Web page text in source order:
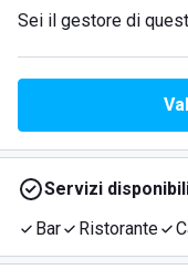
Sei il gestore di
Servizi
Bar
Ristorante